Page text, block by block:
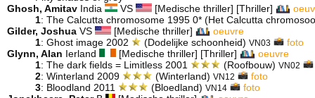
Ghosh, Amitav India VS [Medische thriller] [Thriller]
1: The Calcutta chromosome 1995 0* (Het Calcutta
Gilder, Joshua VS [Medische thriller]
oeuvre
1: Ghost image 2002 (Dodelijke schoonheid)VN03
foto
Glynn, Alan Ierland [Medische thriller] [Thriller]
oeuvre
1: The dark fields = Limitless 2001 (Roofbouw)VN02
2: Winterland 2009 (Winterland)VN12
foto
3: Bloodland 2011 (Bloedland)VN14
foto